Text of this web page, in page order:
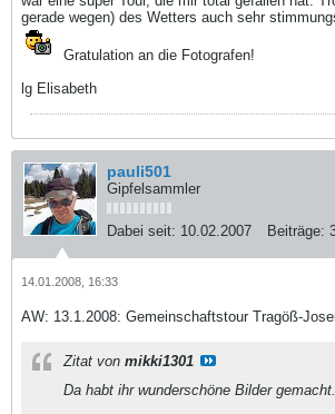
gerade wegen) des Wetters auch sehr
Gratulation an die Fotografen!
lg Elisabeth
pauli501
Gipfelsammler
Dabei seit: 10.02.2007 Beiträge:
14.01.2008, 16:33
AW: 13.1.2008: Gemeinschaftstour Tragöß-
Zitat von mikki1301
Da habt ihr wunderschöne Bilder